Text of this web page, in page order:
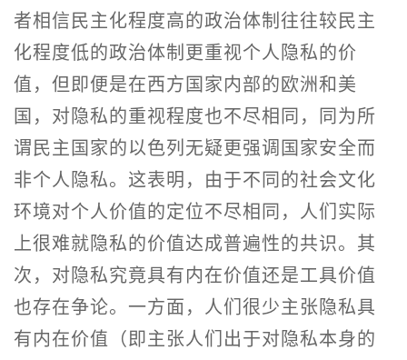
者相信民主化程度高的政治体制往往较民主
化程度低的政治体制更重视个人隐私的价
值，但即便是在西方国家内部的欧洲和美
国，对隐私的重视程度也不尽相同，同为所
谓民主国家的以色列无疑更强调国家安全而
非个人隐私。这表明，由于不同的社会文化
环境对个人价值的定位不尽相同，人们实际
上很难就隐私的价值达成普遍性的共识。其
次，对隐私究竟具有内在价值还是工具价值
也存在争论。一方面，人们很少主张隐私具
有内在价值（即主张人们出于对隐私本身的